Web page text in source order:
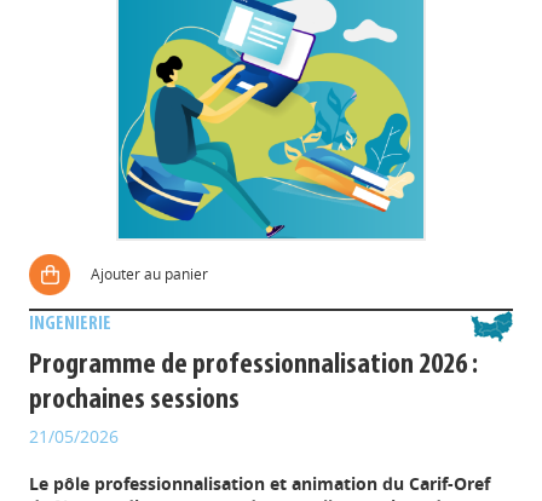
Ajouter au panier
INGENIERIE
Programme de professionnalisation 2026 :
prochaines sessions
21/05/2026
Le pôle professionnalisation et animation du Carif-Oref